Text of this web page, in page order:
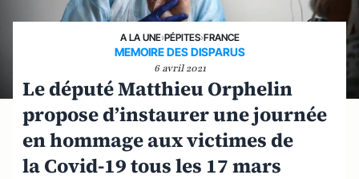
A LA UNE›PÉPITES›FRANCE
MEMOIRE DES DISPARUS
6 avril 2021
Le député Matthieu Orphelin
propose d’instaurer une journée
en hommage aux victimes de
la Covid-19 tous les 17 mars